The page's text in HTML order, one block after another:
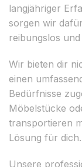
langjähriger
sorgen wir
reibungslos
Wir bieten dir
einen
Bedürfnisse
Möbelstücke
transportieren
Lösung für dich.
Unsere